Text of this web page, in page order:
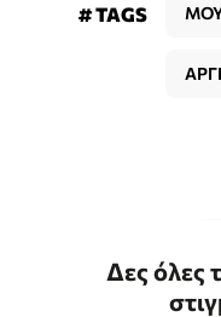
# TAGS
Δες όλες